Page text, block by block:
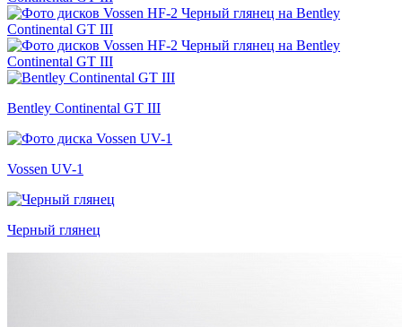
Bentley Continental GT III
Vossen UV-1
Черный глянец